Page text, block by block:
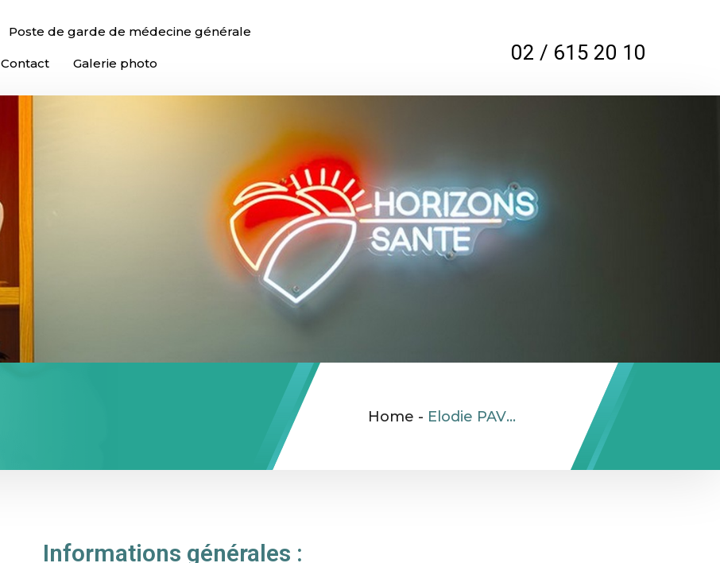
Poste de garde de médecine générale
Contact Galerie photo 02 / 615 20 10
Home - Elodie PAVOT
Informations générales :